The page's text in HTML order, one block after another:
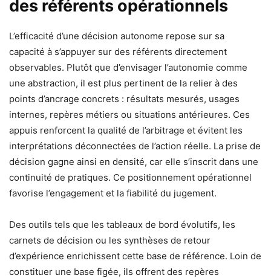
des référents opérationnels
L’efficacité d’une décision autonome repose sur sa
capacité à s’appuyer sur des référents directement
observables. Plutôt que d’envisager l’autonomie comme
une abstraction, il est plus pertinent de la relier à des
points d’ancrage concrets : résultats mesurés, usages
internes, repères métiers ou situations antérieures. Ces
appuis renforcent la qualité de l’arbitrage et évitent les
interprétations déconnectées de l’action réelle. La prise de
décision gagne ainsi en densité, car elle s’inscrit dans une
continuité de pratiques. Ce positionnement opérationnel
favorise l’engagement et la fiabilité du jugement.
Des outils tels que les tableaux de bord évolutifs, les
carnets de décision ou les synthèses de retour
d’expérience enrichissent cette base de référence. Loin de
constituer une base figée, ils offrent des repères